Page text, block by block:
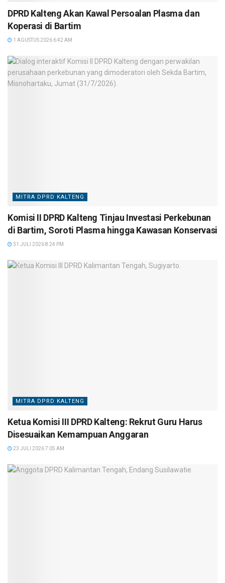
DPRD Kalteng Akan Kawal Persoalan Plasma dan
Koperasi di Bartim
1 AGUSTUS 2026 6:42 AM
MITRA DPRD KALTENG
Komisi II DPRD Kalteng Tinjau Investasi Perkebunan
di Bartim, Soroti Plasma hingga Kawasan Konservasi
31 JULI 2026 8:24 PM
MITRA DPRD KALTENG
Ketua Komisi III DPRD Kalteng: Rekrut Guru Harus
Disesuaikan Kemampuan Anggaran
23 JULI 2026 7:05 AM